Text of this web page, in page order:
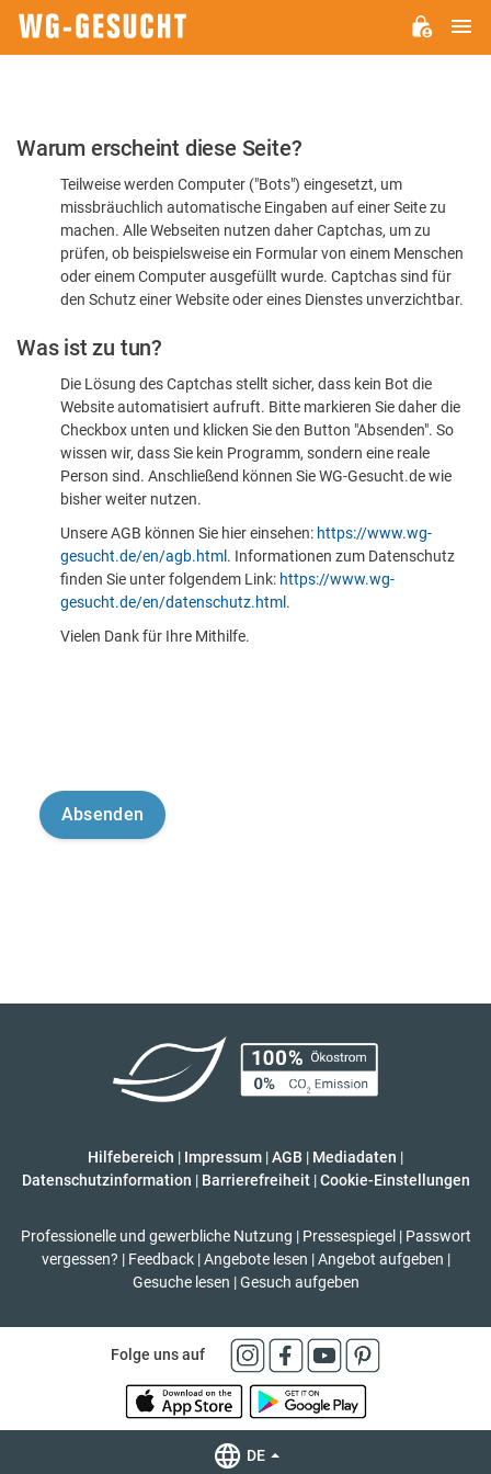
Bitte
dass
sind
Warum erscheint diese Seite?
Teilweise werden Computer ("Bots") eingesetzt, um
missbräuchlich automatische Eingaben auf einer Seite zu
machen. Alle Webseiten nutzen daher Captchas, um zu
prüfen, ob beispielsweise ein Formular von einem Menschen
oder einem Computer ausgefüllt wurde. Captchas sind für
den Schutz einer Website oder eines Dienstes unverzichtbar.
Was ist zu tun?
Die Lösung des Captchas stellt sicher, dass kein Bot die
Website automatisiert aufruft. Bitte markieren Sie daher die
Checkbox unten und klicken Sie den Button "Absenden". So
wissen wir, dass Sie kein Programm, sondern eine reale
Person sind. Anschließend können Sie WG-Gesucht.de wie
bisher weiter nutzen.
Unsere AGB können Sie hier einsehen: https://www.wg-
gesucht.de/en/agb.html . Informationen zum Datenschutz
finden Sie unter folgendem Link: https://www.wg-
gesucht.de/en/datenschutz.html .
Vielen Dank für Ihre Mithilfe.
Hilfebereich | Impressum |AGB | Mediadaten |
Datenschutzinformation | Barrierefreiheit | Cookie-Einstellungen
Professionelle und gewerbliche Nutzung | Pressespiegel | Passwort
vergessen? | Feedback | Angebote lesen | Angebot aufgeben |
Gesuche lesen | Gesuch aufgeben
Folge uns auf
DE